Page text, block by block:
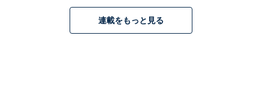
連載をもっと見る